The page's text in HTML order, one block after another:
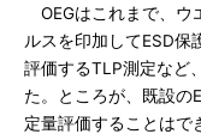
OEGはこれまで、ウ
ルスを印加してESD保
評価するTLP測定など
た。ところが、既設の
定量評価することはで